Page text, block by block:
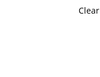
Clear